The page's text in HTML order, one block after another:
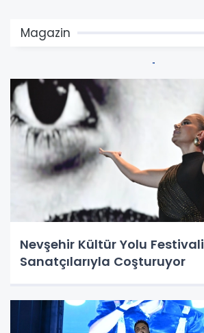
Magazin
Nevşehir Kültür Yolu Festivali
Sanatçılarıyla Coşturuyor